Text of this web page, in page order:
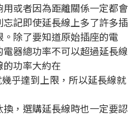
或者因為距離關係一定都會
記即使延長線上多了許多插
除了要知道原始插座的電
器總功率不可以超過延長線
功率大約在
乎達到上限，所以延長線就
，選購延長線時也一定要認